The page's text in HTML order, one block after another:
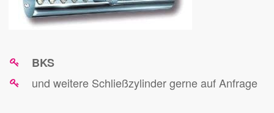
BKS
und weitere Schließzylinder gerne auf Anfrage